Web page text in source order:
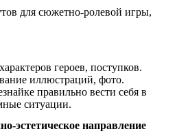
для сюжетно-ролевой игры,
героев, поступков.
иллюстраций, фото.
правильно вести себя в
ситуации.
эстетическое направление